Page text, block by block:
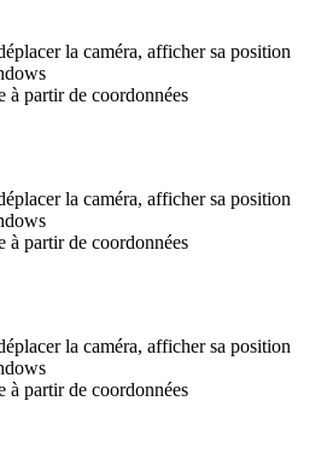
la caméra, afficher sa position
à partir de coordonnées
la caméra, afficher sa position
à partir de coordonnées
la caméra, afficher sa position
à partir de coordonnées